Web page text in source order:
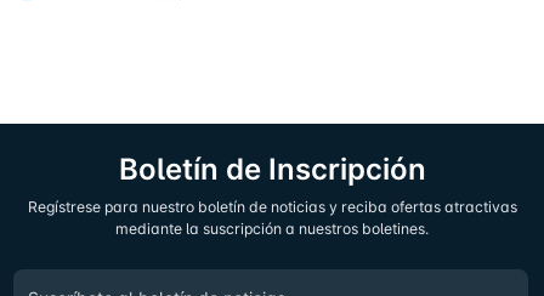
Boletín de Inscripción
Regístrese para nuestro boletín de noticias y reciba ofertas atractivas
mediante la suscripción a nuestros boletines.